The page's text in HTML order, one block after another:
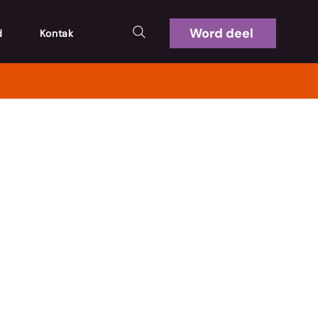
Kontak Word deel